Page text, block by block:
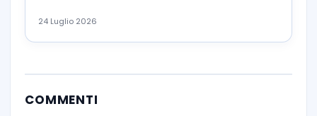
24 Luglio 2026
COMMENTI